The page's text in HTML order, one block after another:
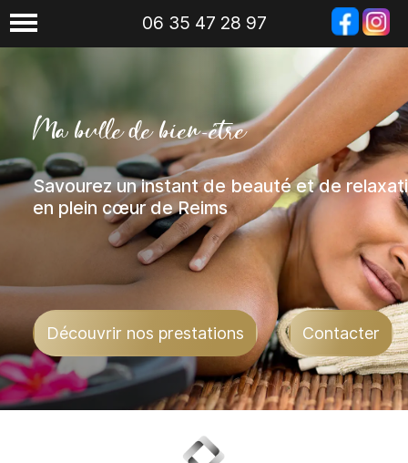
06 35 47 28 97
06 35 47 28 97
Ma bulle de bien-être
Savourez un instant de beauté et de
en plein cœur de Reims
Découvrir nos prestations Contacter